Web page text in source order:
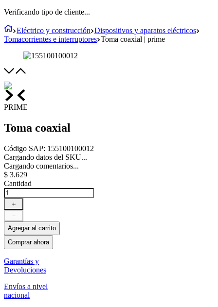
Verificando tipo de cliente...
Eléctrico y construcción Dispositivos y aparatos eléctricos
Tomacorrientes e interruptores Toma coaxial | prime
PRIME
Toma coaxial
Código SAP: 155100100012
Cargando datos del SKU...
Cargando comentarios...
$ 3.629
Cantidad
＋
－
Agregar al carrito
Comprar ahora
Garantías y
Devoluciones
Envíos a nivel
nacional